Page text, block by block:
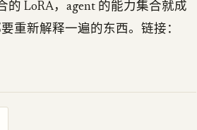
LoRA，agent 的能力集合就成
重新解释一遍的东西。链接：